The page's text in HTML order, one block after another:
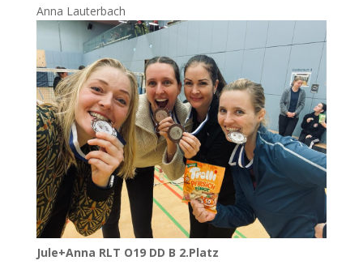
Anna Lau­ter­bach
Jule+Anna RLT O19 DD B 2.Platz